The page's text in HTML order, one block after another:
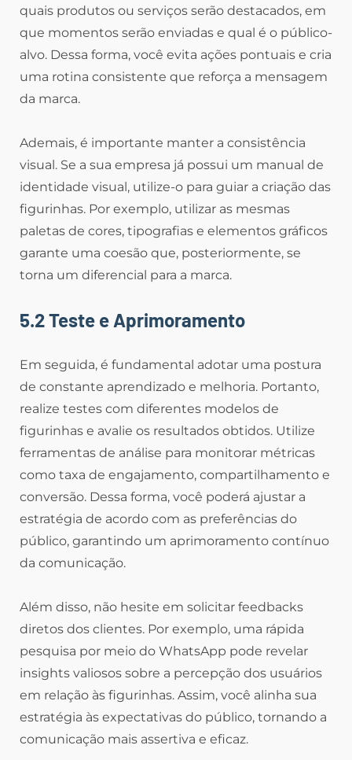
quais produtos ou serviços serão destacados, em
que momentos serão enviadas e qual é o público-
alvo. Dessa forma, você evita ações pontuais e cria
uma rotina consistente que reforça a mensagem
da marca.
Ademais, é importante manter a consistência
visual. Se a sua empresa já possui um manual de
identidade visual, utilize-o para guiar a criação das
figurinhas. Por exemplo, utilizar as mesmas
paletas de cores, tipografias e elementos gráficos
garante uma coesão que, posteriormente, se
torna um diferencial para a marca.
5.2 Teste e Aprimoramento
Em seguida, é fundamental adotar uma postura
de constante aprendizado e melhoria. Portanto,
realize testes com diferentes modelos de
figurinhas e avalie os resultados obtidos. Utilize
ferramentas de análise para monitorar métricas
como taxa de engajamento, compartilhamento e
conversão. Dessa forma, você poderá ajustar a
estratégia de acordo com as preferências do
público, garantindo um aprimoramento contínuo
da comunicação.
Além disso, não hesite em solicitar feedbacks
diretos dos clientes. Por exemplo, uma rápida
pesquisa por meio do WhatsApp pode revelar
insights valiosos sobre a percepção dos usuários
em relação às figurinhas. Assim, você alinha sua
estratégia às expectativas do público, tornando a
comunicação mais assertiva e eficaz.